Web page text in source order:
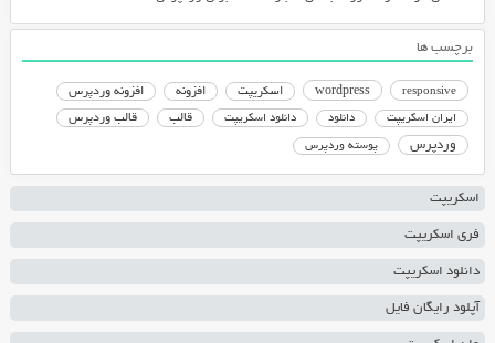
برچسب ها
responsive
wordpress اسکریپت افزونه افزونه وردپرس
ایران اسکریپت دانلود دانلود اسکریپت قالب قالب وردپرس
وردپرس پوسته وردپرس
اسکریپت
فری اسکریپت
دانلود اسکریپت
آپلود رایگان فایل